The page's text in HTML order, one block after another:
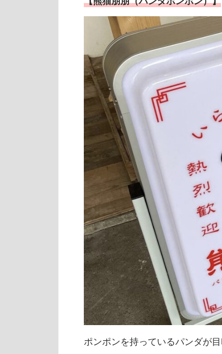
ポンポンを持っているパンダが